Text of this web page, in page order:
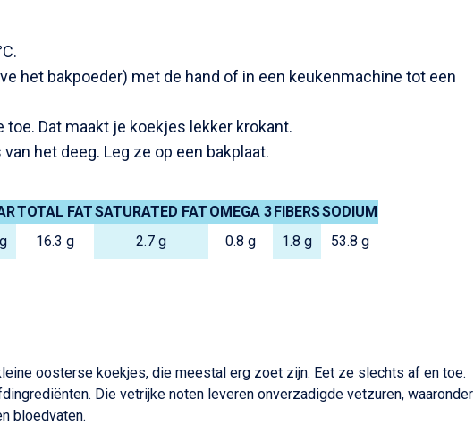
het bakpoeder) met de hand of in een keukenmachine tot een
toe. Dat maakt je koekjes lekker krokant.
het deeg. Leg ze op een bakplaat.
TOTAL FATSATURATED FAT OMEGA 3FIBERSSODIUM
16.3 g 2.7 g 0.8 g 1.8 g 53.8 g
oosterse koekjes, die meestal erg zoet zijn. Eet ze slechts af en toe.
Die vetrijke noten leveren onverzadigde vetzuren, waaronder
bloedvaten.